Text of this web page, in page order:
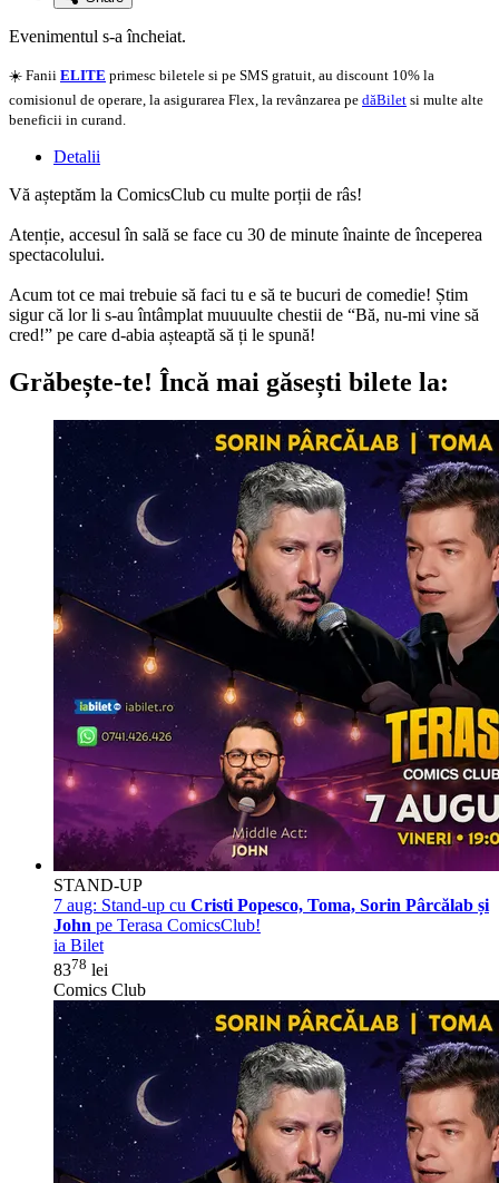
Evenimentul s-a încheiat.
☀️ Fanii ELITE primesc biletele si pe SMS gratuit, au discount 10% la
comisionul de operare, la asigurarea Flex, la revânzarea pe dăBilet si multe alte
beneficii in curand.
Detalii
Vă așteptăm la ComicsClub cu multe porții de râs!
Atenție, accesul în sală se face cu 30 de minute înainte de începerea
spectacolului.
Acum tot ce mai trebuie să faci tu e să te bucuri de comedie! Știm
sigur că lor li s-au întâmplat muuuulte chestii de “Bă, nu-mi vine să
cred!” pe care d-abia așteaptă să ți le spună!
Grăbește-te! Încă mai găsești bilete la:
STAND-UP
7 aug: Stand-up cu Cristi Popesco, Toma, Sorin Pârcălab și
John pe Terasa ComicsClub!
ia Bilet
8378 lei
Comics Club